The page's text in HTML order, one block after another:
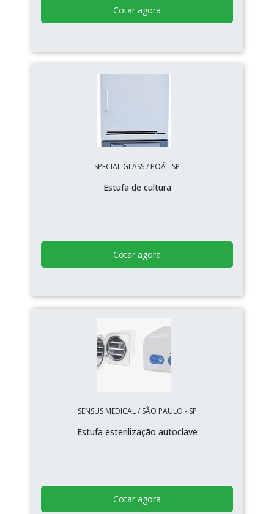
Cotar agora
SPECIAL GLASS / POÁ - SP
Estufa de cultura
Cotar agora
SENSUS MEDICAL / SÃO PAULO - SP
Estufa esterilização autoclave
Cotar agora